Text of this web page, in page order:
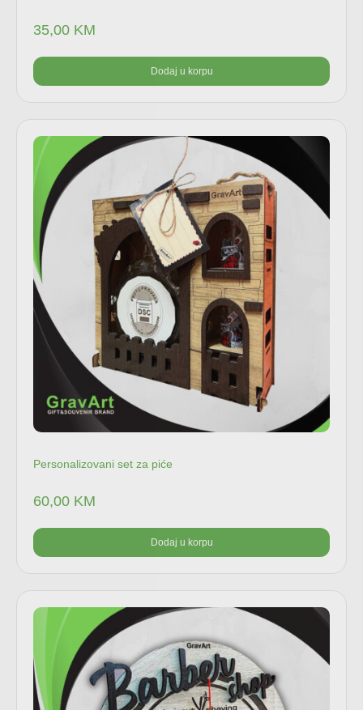
35,00 KM
Dodaj u korpu
Personalizovani set za piće
60,00 KM
Dodaj u korpu